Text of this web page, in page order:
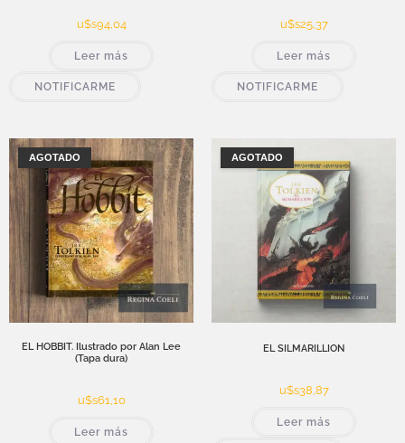
u$s94,04
Leer más
NOTIFICARME
u$s25,37
Leer más
NOTIFICARME
AGOTADO
EL HOBBIT. Ilustrado por Alan Lee
(Tapa dura)
u$s61,10
Leer más
AGOTADO
EL SILMARILLION
u$s38,87
Leer más